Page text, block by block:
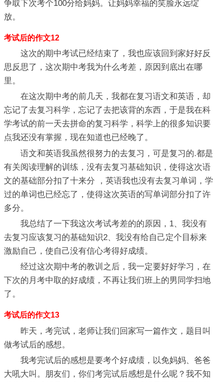
争取下次考个100分给妈妈。让妈妈幸福的笑脸永远绽
放。
考试后的作文12
这次的期中考试已经结束了，我也应该回到家好好反
思反思了，这次期中考我为什么考差，原因到底出在哪
里。
在这次期中考的前几天，我都在复习语文和英语，却
忘记了去复习科学，忘记了去把该背的东西，于是我在科
学考试的前一天去拼命的复习科学，科学上的很多知识要
点我还没有掌握，现在知道也已经晚了。
语文和英语我虽然很努力的去复习，可是复习的.都是
有关阅读理解的训练，没有去复习基础知识，使得这次语
文的基础部分扣了十来分 ，英语我也没有去复习单词，学
过的单词也已经忘了，使得这次英语的写单词部分扣了许
多分。
我总结了一下我这次考试考差的的原因，1、我没有
去复习应该复习的基础知识2、我没有给自己定个目标来
激励自己，使自己没有信心考得好成绩。
经过这次期中考的教训之后，我一定要好好学习，在
下次的月考中取的好成绩，不再让我们班上的男同学扫地
了。
考试后的作文13
昨天，考完试，老师让我们回家写一篇作文，题目叫
做考试后的感想。
我考完试后的感想是要考个好成绩，以免妈妈、爸爸
大吼大叫。朋友们，你们考完试后感想是什么呢？我不知